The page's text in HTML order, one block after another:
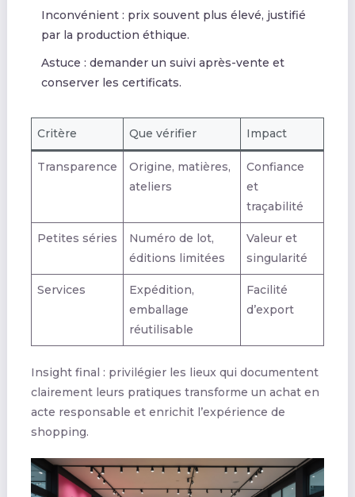
Inconvénient : prix souvent plus élevé, justifié
par la production éthique.
Astuce : demander un suivi après-vente et
conserver les certificats.
Critère Que vérifier Impact
Transparence
Origine, matières,
ateliers
Confiance
et
traçabilité
Petites séries
Numéro de lot,
éditions limitées
Valeur et
singularité
Services
Expédition,
emballage
réutilisable
Facilité
d’export
Insight final : privilégier les lieux qui documentent
clairement leurs pratiques transforme un achat en
acte responsable et enrichit l’expérience de
shopping.